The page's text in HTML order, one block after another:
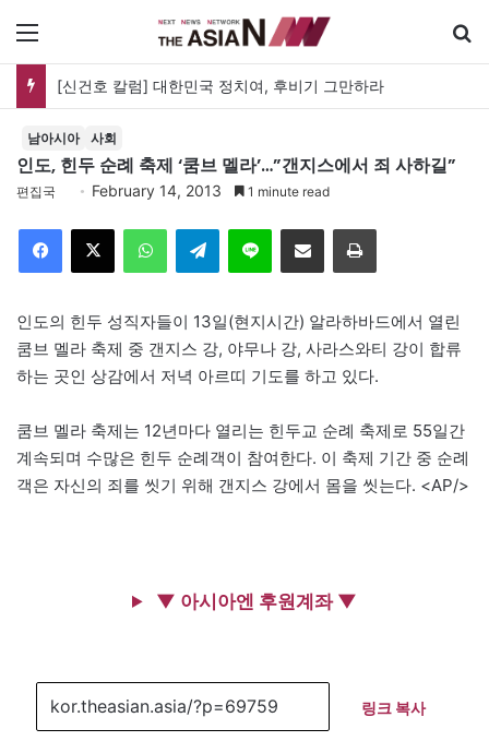
[신건호 칼럼] 대한민국 정치여, 후비기 그만하라
남아시아 사회
인도, 힌두 순례 축제 ‘쿰브 멜라’…”갠지스에서 죄 사하길”
편집국 February 14, 2013 1 minute read
Telegram 이메일
인도의 힌두 성직자들이 13일(현지시간) 알라하바드에서 열린
쿰브 멜라 축제 중 갠지스 강, 야무나 강, 사라스와티 강이 합류
하는 곳인 상감에서 저녁 아르띠 기도를 하고 있다.
쿰브 멜라 축제는 12년마다 열리는 힌두교 순례 축제로 55일간
계속되며 수많은 힌두 순례객이 참여한다. 이 축제 기간 중 순례
객은 자신의 죄를 씻기 위해 갠지스 강에서 몸을 씻는다. <AP/>
▼ 아시아엔 후원계좌 ▼
링크 복사